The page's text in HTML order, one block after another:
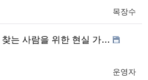
목장수
는 사람을 위한 현실 가…
운영자